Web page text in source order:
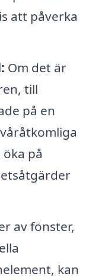
att påverka
Om det är
till
på en
på
av fönster,
kan